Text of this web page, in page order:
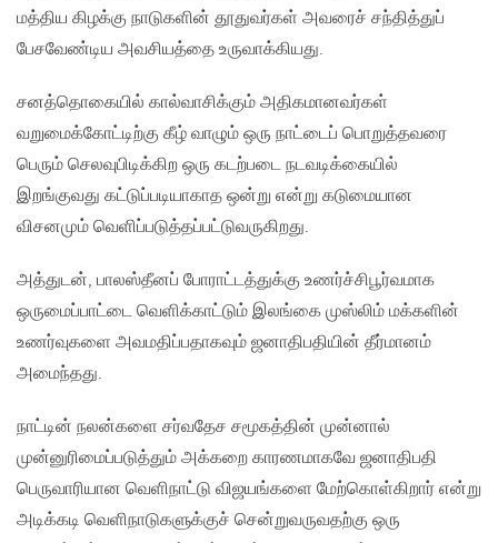
மத்திய கிழக்கு நாடுகளின் தூதுவர்கள் அவரைச் சந்தித்துப்
பேசவேண்டிய அவசியத்தை உருவாக்கியது.
சனத்தொகையில் கால்வாசிக்கும் அதிகமானவர்கள்
வறுமைக்கோட்டிற்கு கீழ் வாழும் ஒரு நாட்டைப் பொறுத்தவரை
பெரும் செலவுபிடிக்கிற ஒரு கடற்படை நடவடிக்கையில்
இறங்குவது கட்டுப்படியாகாத ஒன்று என்று கடுமையான
விசனமும் வெளிப்படுத்தப்பட்டுவருகிறது.
அத்துடன், பாலஸ்தீனப் போராட்டத்துக்கு உணர்ச்சிபூர்வமாக
ஒருமைப்பாட்டை வெளிக்காட்டும் இலங்கை முஸ்லிம் மக்களின்
உணர்வுகளை அவமதிப்பதாகவும் ஜனாதிபதியின் தீர்மானம்
அமைந்தது.
நாட்டின் நலன்களை சர்வதேச சமூகத்தின் முன்னால்
முன்னுரிமைப்படுத்தும் அக்கறை காரணமாகவே ஜனாதிபதி
பெருவாரியான வெளிநாட்டு விஜயங்களை மேற்கொள்கிறார் என்று
அடிக்கடி வெளிநாடுகளுக்குச் சென்றுவருவதற்கு ஒரு